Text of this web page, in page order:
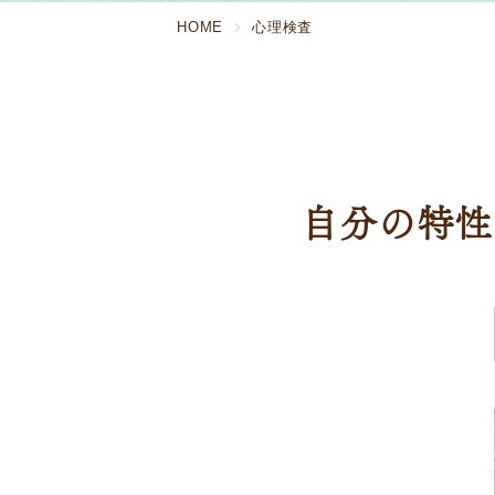
HOME 心理検査
自分の特